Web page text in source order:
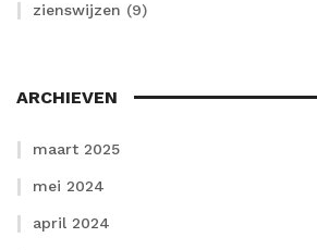
zienswijzen (9)
ARCHIEVEN
maart 2025
mei 2024
april 2024